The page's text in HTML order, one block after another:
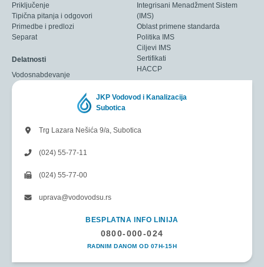
Priključenje
Tipična pitanja i odgovori
Primedbe i predlozi
Separat
Delatnosti
Vodosnabdevanje
Integrisani Menadžment Sistem
(IMS)
Oblast primene standarda
Politika IMS
Ciljevi IMS
Sertifikati
HACCP
JKP Vodovod i Kanalizacija
Subotica
Trg Lazara Nešića 9/a, Subotica
(024) 55-77-11
(024) 55-77-00
uprava@vodovodsu.rs
BESPLATNA INFO LINIJA
0800-000-024
RADNIM DANOM OD 07H-15H